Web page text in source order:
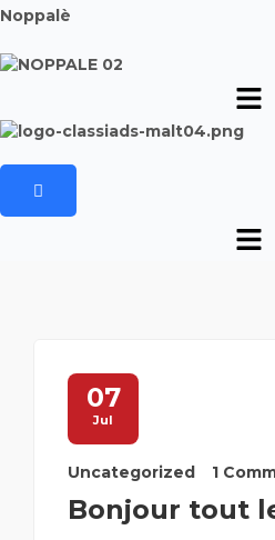
Noppalè
07
Jul
Uncategorized 1
Bonjour tout